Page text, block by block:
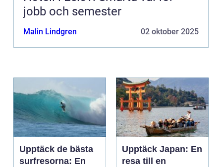
jobb och semester
Malin Lindgren 02 oktober 2025
Upptäck de bästa
surfresorna: En
Upptäck Japan: En
resa till en